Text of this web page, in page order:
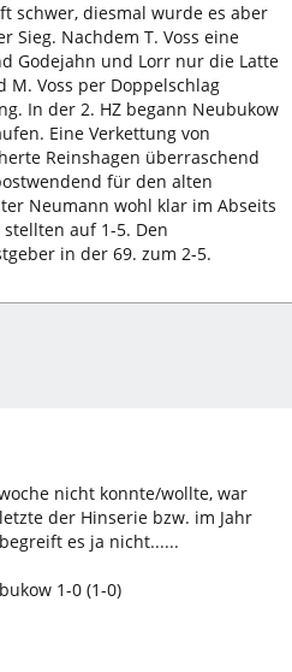
schwer, diesmal wurde es aber
Sieg. Nachdem T. Voss eine
Godejahn und Lorr nur die Latte
Voss per Doppelschlag
In der 2. HZ begann Neubukow
Eine Verkettung von
Reinshagen überraschend
für den alten
Neumann wohl klar im Abseits
auf 1-5. Den
in der 69. zum 2-5.
nicht konnte/wollte, war
der Hinserie bzw. im Jahr
es ja nicht......
1-0 (1-0)